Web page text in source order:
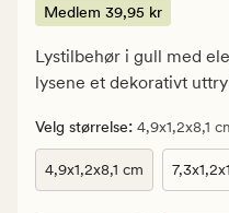
kr.
39,95
kr
Medlem 39,95 kr
Lystilbehør i gull med
lysene et dekorativt
Velg størrelse: 4,9x1,2x8,1
4,9x1,2x8,1 cm